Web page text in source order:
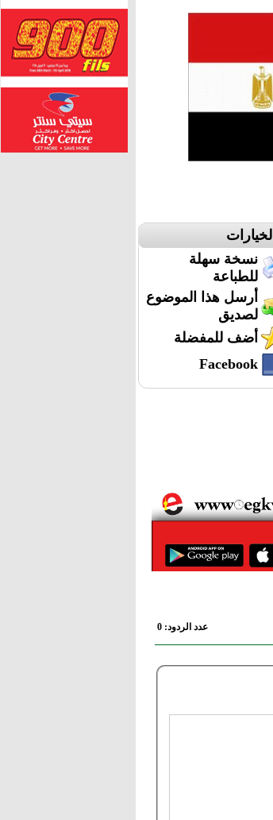
الخيارات
نسخة سهلة
للطباعة
أرسل هذا الموضوع
لصديق
أضف للمفضلة
Facebook
عدد الردود: 0